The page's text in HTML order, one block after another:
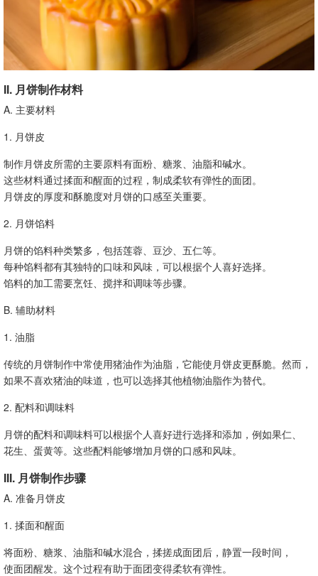
II. 月饼制作材料
A. 主要材料
1. 月饼皮
制作月饼皮所需的主要原料有面粉、糖浆、油脂和碱水。
这些材料通过揉面和醒面的过程，制成柔软有弹性的面团。
月饼皮的厚度和酥脆度对月饼的口感至关重要。
2. 月饼馅料
月饼的馅料种类繁多，包括莲蓉、豆沙、五仁等。
每种馅料都有其独特的口味和风味，可以根据个人喜好选择。
馅料的加工需要烹饪、搅拌和调味等步骤。
B. 辅助材料
1. 油脂
传统的月饼制作中常使用猪油作为油脂，它能使月饼皮更酥脆。然而，
如果不喜欢猪油的味道，也可以选择其他植物油脂作为替代。
2. 配料和调味料
月饼的配料和调味料可以根据个人喜好进行选择和添加，例如果仁、
花生、蛋黄等。这些配料能够增加月饼的口感和风味。
III. 月饼制作步骤
A. 准备月饼皮
1. 揉面和醒面
将面粉、糖浆、油脂和碱水混合，揉搓成面团后，静置一段时间，
使面团醒发。这个过程有助于面团变得柔软有弹性。